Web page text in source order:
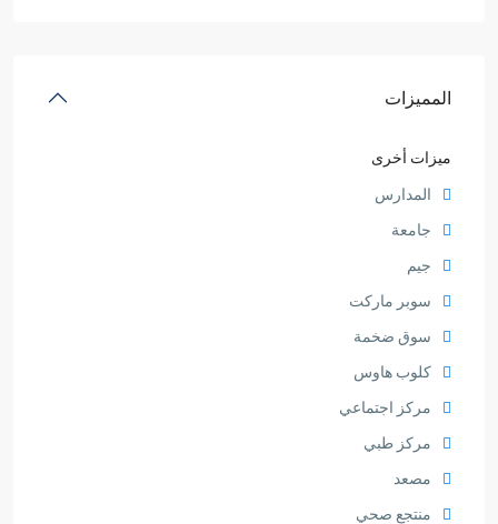
المميزات
ميزات أخرى
المدارس
جامعة
جيم
سوبر ماركت
سوق ضخمة
كلوب هاوس
مركز اجتماعي
مركز طبي
مصعد
منتجع صحي